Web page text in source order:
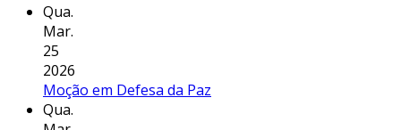
Qua.
Mar.
25
2026
Moção em Defesa da Paz
Qua.